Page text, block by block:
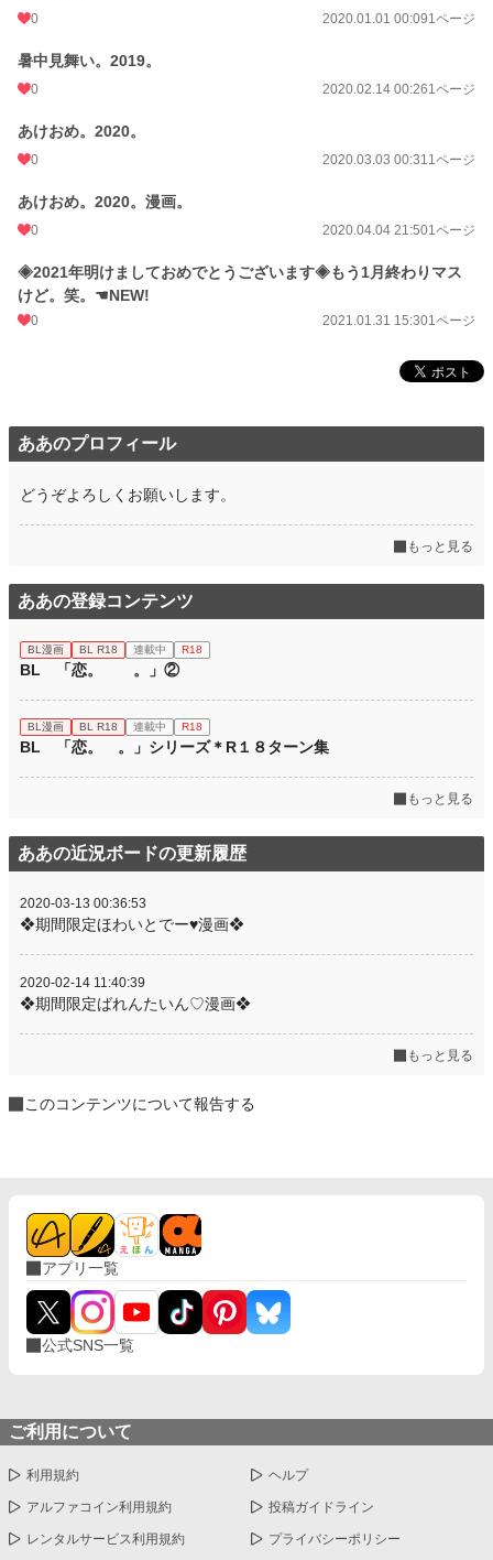
0 2020.01.01 00:091ページ
暑中見舞い。2019。
0 2020.02.14 00:261ページ
あけおめ。2020。
0 2020.03.03 00:311ページ
あけおめ。2020。漫画。
0 2020.04.04 21:501ページ
◈2021年明けましておめでとうございます◈もう1月終わりマス
けど。笑。☚NEW!
0 2021.01.31 15:301ページ
ああのプロフィール
どうぞよろしくお願いします。
もっと見る
ああの登録コンテンツ
BL漫画 BL R18 連載中 R18
BL 「恋。 。」②
BL漫画 BL R18 連載中 R18
BL 「恋。 。」シリーズ＊R１８ターン集
もっと見る
ああの近況ボードの更新履歴
2020-03-13 00:36:53
❖期間限定ほわいとでー♥漫画❖
2020-02-14 11:40:39
❖期間限定ばれんたいん♡漫画❖
もっと見る
このコンテンツについて報告する
アプリ一覧
公式SNS一覧
ご利用について
利用規約 ヘルプ
アルファコイン利用規約 投稿ガイドライン
レンタルサービス利用規約 プライバシーポリシー